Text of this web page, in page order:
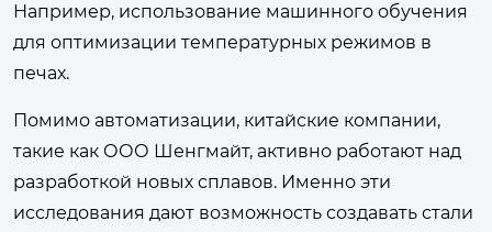
Например, использование машинного обучения
для оптимизации температурных режимов в
печах.
Помимо автоматизации, китайские компании,
такие как ООО Шенгмайт, активно работают над
разработкой новых сплавов. Именно эти
исследования дают возможность создавать стали